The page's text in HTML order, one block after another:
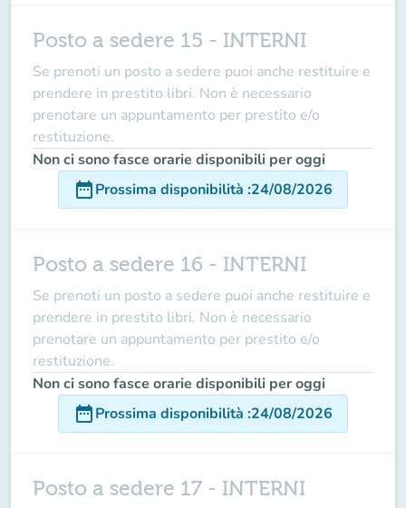
Posto a sedere 15 - INTERNI
Se prenoti un posto a sedere puoi anche restituire e
prendere in prestito libri. Non è necessario
prenotare un appuntamento per prestito e/o
restituzione.
Non ci sono fasce orarie disponibili per oggi
date_rangeProssima disponibilità :24/08/2026
Posto a sedere 16 - INTERNI
Se prenoti un posto a sedere puoi anche restituire e
prendere in prestito libri. Non è necessario
prenotare un appuntamento per prestito e/o
restituzione.
Non ci sono fasce orarie disponibili per oggi
date_rangeProssima disponibilità :24/08/2026
Posto a sedere 17 - INTERNI